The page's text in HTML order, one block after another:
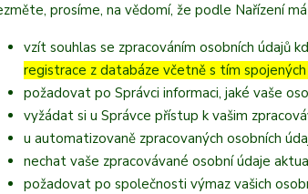
prosíme, na vědomí, že podle Nařízení
vzít souhlas se zpracováním osobních
registrace z databáze včetně s tím
požadovat po Správci informaci, jaké vaše
vyžádat si u Správce přístup k vašim
u automatizovaně zpracovaných osobních
nechat vaše zpracovávané osobní údaje
požadovat po společnosti výmaz vašich